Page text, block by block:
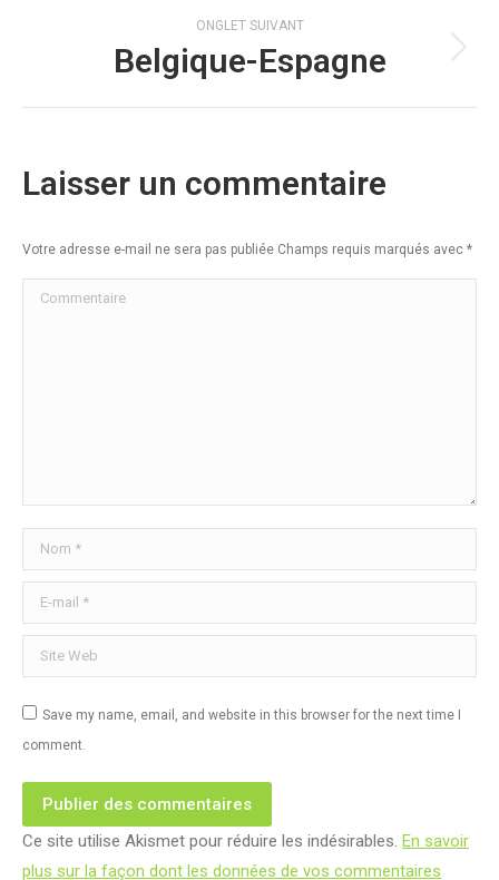
ONGLET SUIVANT
Onglet
Belgique-Espagne
Laisser un commentaire
Votre adresse e-mail ne sera pas publiée Champs requis marqués avec *
Commentaire
Nom *
E-mail *
Site Web
Save my name, email, and website in this browser for the next time I
comment.
Publier des commentaires
Ce site utilise Akismet pour réduire les indésirables. En savoir
plus sur la façon dont les données de vos commentaires